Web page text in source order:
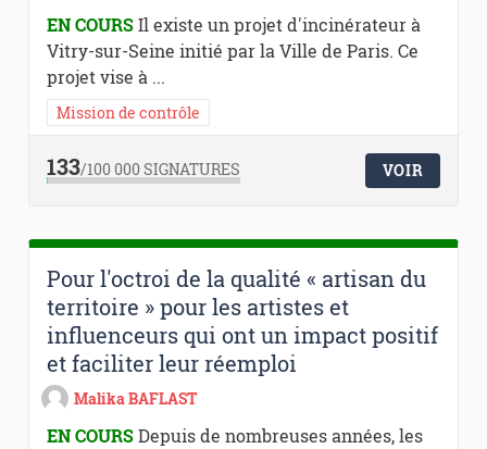
EN COURSIl existe un projet d'incinérateur à
Vitry-sur-Seine initié par la Ville de Paris. Ce
projet vise à ...
Mission de contrôle
133/100 000SIGNATURES VOIR
Pour l'octroi de la qualité « artisan du
territoire » pour les artistes et
influenceurs qui ont un impact positif
et faciliter leur réemploi
Malika BAFLAST
EN COURSDepuis de nombreuses années, les